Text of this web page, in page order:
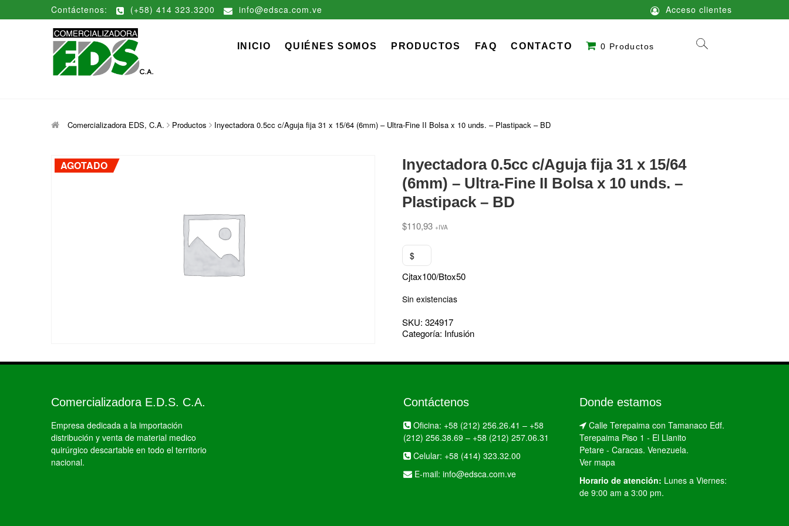
Contáctenos: (+58) 414 323.3200 info@edsca.com.ve Acceso clientes
Comercializadora EDS, C.A.
INICIO QUIÉNES SOMOS PRODUCTOS FAQ CONTACTO 0 Productos
Comercializadora EDS, C.A. Productos Inyectadora 0.5cc c/Aguja fija 31 x 15/64 (6mm) – Ultra-Fine II Bolsa x 10 unds. – Plastipack – BD
AGOTADO
Inyectadora 0.5cc c/Aguja fija 31 x 15/64
(6mm) – Ultra-Fine II Bolsa x 10 unds. –
Plastipack – BD
$110,93 +IVA
$
Cjtax100/Btox50
Sin existencias
SKU: 324917
Categoría: Infusión
Comercializadora E.D.S. C.A.
Empresa dedicada a la importación
distribución y venta de material medico
quirúrgico descartable en todo el territorio
nacional.
Contáctenos
Oficina: +58 (212) 256.26.41 – +58
(212) 256.38.69 – +58 (212) 257.06.31
Celular: +58 (414) 323.32.00
E-mail: info@edsca.com.ve
Donde estamos
Calle Terepaima con Tamanaco Edf.
Terepaima Piso 1 - El Llanito
Petare - Caracas. Venezuela.
Ver mapa
Horario de atención: Lunes a Viernes:
de 9:00 am a 3:00 pm.